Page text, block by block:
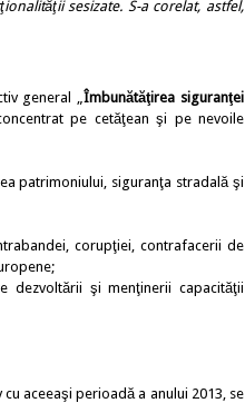
sesizate. S-a corelat, astfel,
general „Îmbunătăţirea siguranţei
pe cetăţean şi pe nevoile
patrimoniului, siguranţa stradală şi
corupţiei, contrafacerii de
dezvoltării şi menţinerii capacităţii
aceeaşi perioadă a anului 2013, se